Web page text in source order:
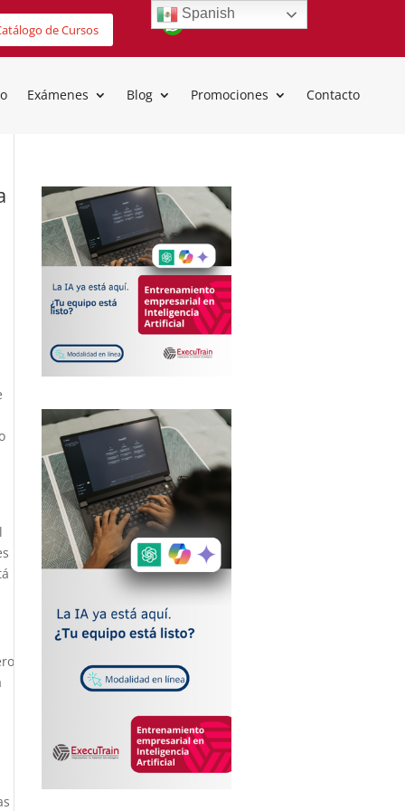
de Cursos
Exámenes Blog Promociones Contacto
Spanish